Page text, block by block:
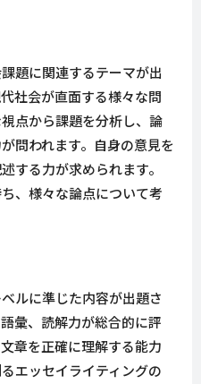
題に関連するテーマが出
社会が直面する様々な問
点から課題を分析し、論
問われます。自身の意見を
する力が求められます。
、様々な論点について考
ルに準じた内容が出題さ
彙、読解力が総合的に評
章を正確に理解する能力
エッセイライティングの